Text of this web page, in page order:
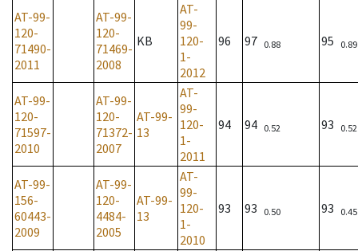
AT-99-
120-
71490-
2011
AT-99-
120-
71469-
2008
KB
AT-
99-
120-
1-
2012
96 97 0.88 95 0.89
AT-99-
120-
71597-
2010
AT-99-
120-
71372-
2007
AT-99-
13
AT-
99-
120-
1-
2011
94 94 0.52 93 0.52
AT-99-
156-
60443-
2009
AT-99-
120-
4484-
2005
AT-99-
13
AT-
99-
120-
1-
2010
93 93 0.50 93 0.45